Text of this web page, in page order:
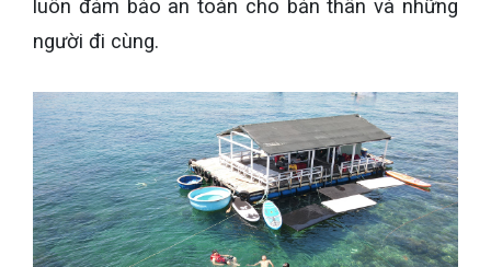
luôn đảm bảo an toàn cho bản thân và những
người đi cùng.